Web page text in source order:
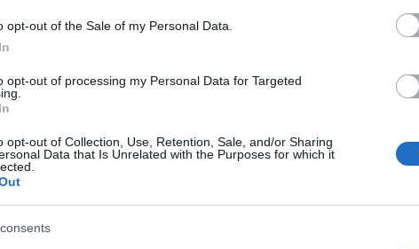
opt-out of the Sale of my Personal Data.
opt-out of processing my Personal Data for Targeted
opt-out of Collection, Use, Retention, Sale, and/or Sharing
Data that Is Unrelated with the Purposes for which it
ως και υπουργός των Εξωτερικών πλέον, να επανορθώσει
δυνατόν, γιατί οι καιροί είναι αρκετά δύσκολοι, και κυρίως
γενεσιουργό αιτία αρνητικών γεγονότων για τη χώρα
μας, αν χειροτερέψουν τα πράγματα, εγγυώνται οι